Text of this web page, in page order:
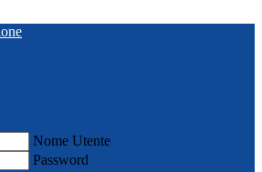
Nome Utente
Password